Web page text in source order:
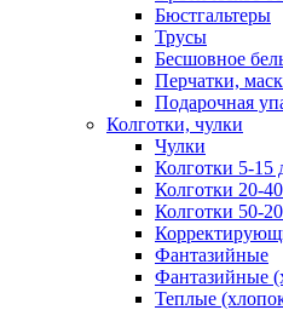
Бюстгальтеры
Трусы
Бесшовное
Перчатки,
Подарочная
Колготки, чулки
Чулки
Колготки 5-15
Колготки 20-
Колготки 50-
Фантазийные
Фантазийные
Теплые